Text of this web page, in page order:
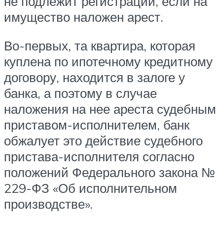
имущество наложен арест.
Во-первых, та квартира, которая
куплена по ипотечному кредитному
договору, находится в залоге у
банка, а поэтому в случае
наложения на нее ареста судебным
приставом-исполнителем, банк
обжалует это действие судебного
пристава-исполнителя согласно
положений Федерального закона №
229-ФЗ «Об исполнительном
производстве».